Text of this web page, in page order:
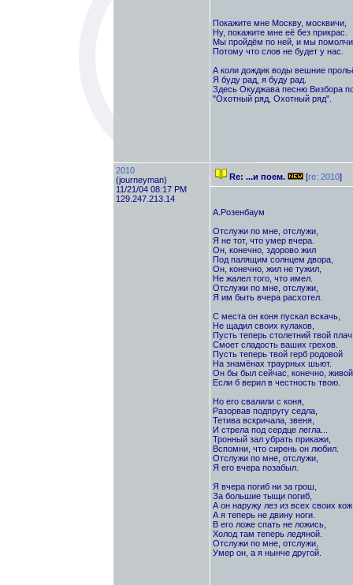
Покажите мне Москву, москвичи,
Ну, покажите мне её без прикрас.
Мы пройдём по ней, и мы
Потому что слов не будет у нас.
А коли дождик воды вешние
Я буду рад, я буду рад.
Здесь Окуджава песню Визбора
"Охотный ряд, Охотный ряд".
2010
(journeyman)
11/21/04 08:17 PM
129.247.213.14
Re: ...и поем. [re: 2010]
А.Розенбаум
Отслужи по мне, отслужи,
Я не тот, что умер вчера.
Он, конечно, здорово жил
Под палящим солнцем двора,
Он, конечно, жил не тужил,
Не жалел того, что имел.
Отслужи по мне, отслужи,
Я им быть вчера расхотел.
С места он коня пускал вскачь,
Не щадил своих кулаков,
Пусть теперь столетний твой плач
Смоет сладость ваших грехов.
Пусть теперь твой герб родовой
На знамёнах траурных шьют.
Он бы был сейчас, конечно,
Если б верил в честность твою.
Но его свалили с коня,
Разорвав подпругу седла,
Тетива вскричала, звеня,
И стрела под сердце легла...
Тронный зал убрать прикажи,
Вспомни, что сирень он любил.
Отслужи по мне, отслужи,
Я его вчера позабыл.
Я вчера погиб ни за грош,
За большие тыщи погиб,
А он наружу лез из всех своих
А я теперь не двину ноги.
В его ложе спать не ложись,
Холод там теперь ледяной.
Отслужи по мне, отслужи,
Умер он, а я нынче другой.